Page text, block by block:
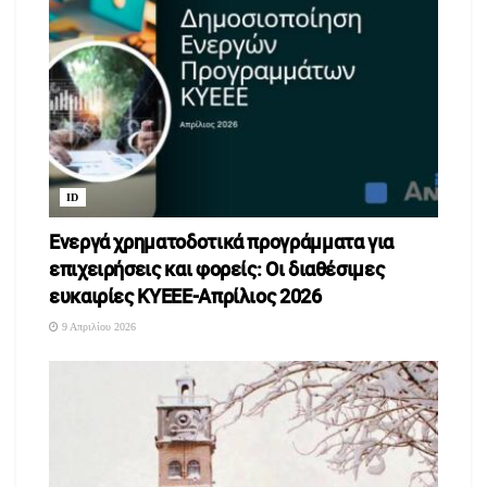
μία στάση μας στα DeuxK!
ID
Ενεργά χρηματοδοτικά προγράμματα για
επιχειρήσεις και φορείς: Οι διαθέσιμες
ευκαιρίες ΚΥΕΕΕ-Απρίλιος 2026
9 Απριλίου 2026